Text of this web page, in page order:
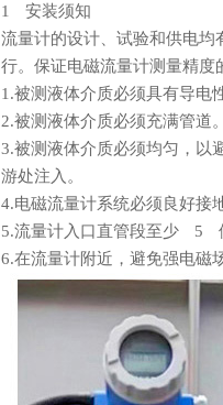
1 安装须知
流量计的设计、试验和供
行。保证电磁流量计测量精度
1.被测液体介质必须具有导电性
2.被测液体介质必须充满管道
3.被测液体介质必须均匀，以
游处注入。
4.电磁流量计系统必须良好接地
5.流量计入口直管段至少
6.在流量计附近，避免强电磁